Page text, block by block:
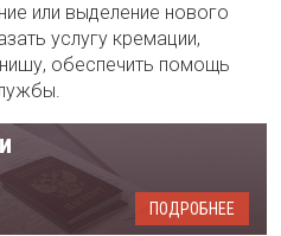
или выделение нового
услугу кремации,
обеспечить помощь
ПОДРОБНЕЕ